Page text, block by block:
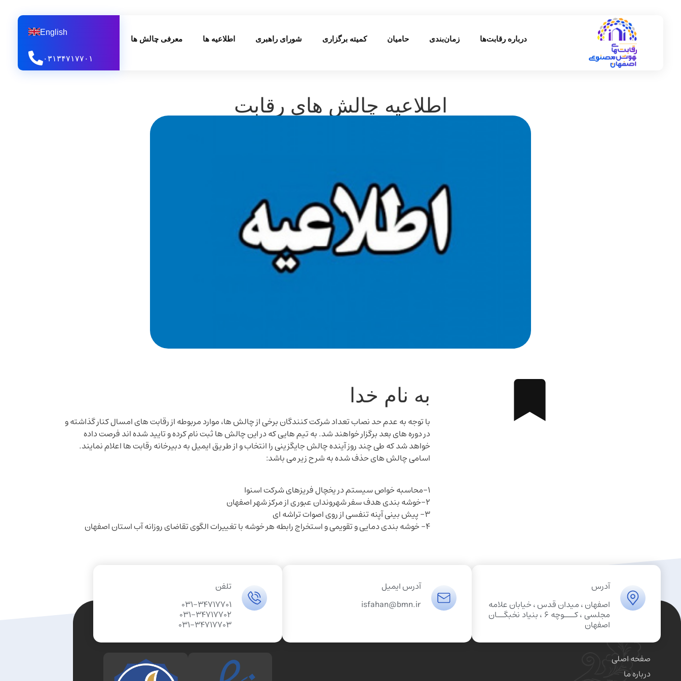
درباره رقابت‌ها زمان‌بندی حامیان کمیته برگزاری شورای راهبری اطلاعیه ها معرفی چالش ها
English
۰۳۱۳۴۷۱۷۷۰۱
اطلاعیه چالش های رقابت
به نام خدا
با توجه به عدم حد نصاب تعداد شرکت کنندگان برخی از چالش ها، موارد مربوطه از رقابت های امسال کنار گذاشته و
در دوره های بعد برگزار خواهند شد. به تیم هایی که در این چالش ها ثبت نام کرده و تایید شده اند فرصت داده
خواهد شد که طی چند روز آینده چالش جایگزینی را انتخاب و از طریق ایمیل به دبیرخانه رقابت ها اعلام نمایند.
اسامی چالش های حذف شده به شرح زیر می باشد:
1-محاسبه خواص سیستم در یخچال فریزهای شرکت اسنوا
2-خوشه بندی هدف سفر شهروندان عبوری از مرکز شهر اصفهان
3- پیش بینی آپنه تنفسی از روی اصوات تراشه ای
4- خوشه بندی دمایی و تقویمی و استخراج رابطه هر خوشه با تغییرات الگوی تقاضای روزانه آب استان اصفهان
آدرس
اصفهان ، میدان قدس ، خیابان علامه
مجلسی ، کـــوچه 6 ، بنیاد نخبگــان
اصفهان
آدرس ایمیل
isfahan@bmn.ir
تلفن
031-34717701
031-34717702
031-34717703
صفحه اصلی
درباره ما